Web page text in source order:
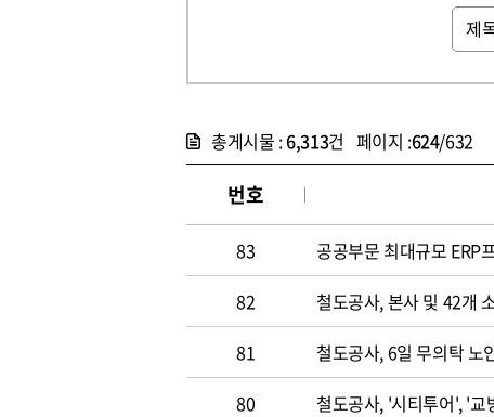
총게시물 :6,313건 페이지 :624/632
번호
83 공공부문 최대규모 ERP
82
철도공사, 본사 및 42개
81
철도공사, 6일 무의탁 노
80
철도공사, '시티투어', '교